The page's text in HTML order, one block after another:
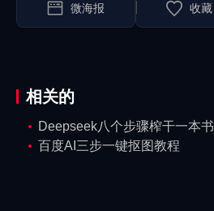
微海报
相关的
Deepseek八个步骤榨干一本书
百度AI三步一键抠图教程